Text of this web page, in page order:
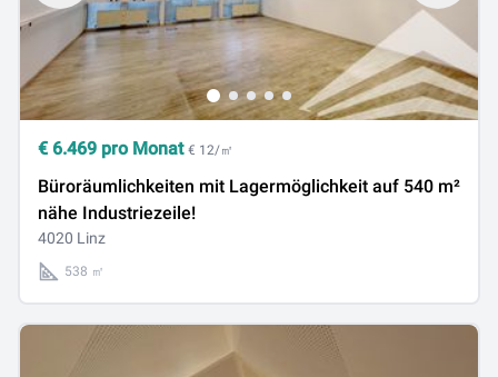
€ 6.469 pro Monat € 12/㎡
Büroräumlichkeiten mit Lagermöglichkeit auf 540 m²
nähe Industriezeile!
4020 Linz
538 ㎡